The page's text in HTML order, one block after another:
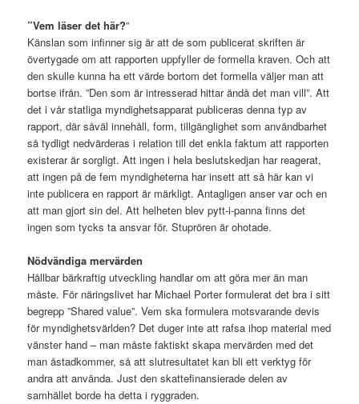
”Vem läser det här?”
Känslan som infinner sig är att de som publicerat skriften är
övertygade om att rapporten uppfyller de formella kraven. Och att
den skulle kunna ha ett värde bortom det formella väljer man att
bortse ifrån. ”Den som är intresserad hittar ändå det man vill”. Att
det i vår statliga myndighetsapparat publiceras denna typ av
rapport, där såväl innehåll, form, tillgänglighet som användbarhet
så tydligt nedvärderas i relation till det enkla faktum att rapporten
existerar är sorgligt. Att ingen i hela beslutskedjan har reagerat,
att ingen på de fem myndigheterna har insett att så här kan vi
inte publicera en rapport är märkligt. Antagligen anser var och en
att man gjort sin del. Att helheten blev pytt-i-panna finns det
ingen som tycks ta ansvar för. Stuprören är ohotade.
Nödvändiga mervärden
Hållbar bärkraftig utveckling handlar om att göra mer än man
måste. För näringslivet har Michael Porter formulerat det bra i sitt
begrepp ”Shared value”. Vem ska formulera motsvarande devis
för myndighetsvärlden? Det duger inte att rafsa ihop material med
vänster hand – man måste faktiskt skapa mervärden med det
man åstadkommer, så att slutresultatet kan bli ett verktyg för
andra att använda. Just den skattefinansierade delen av
samhället borde ha detta i ryggraden.